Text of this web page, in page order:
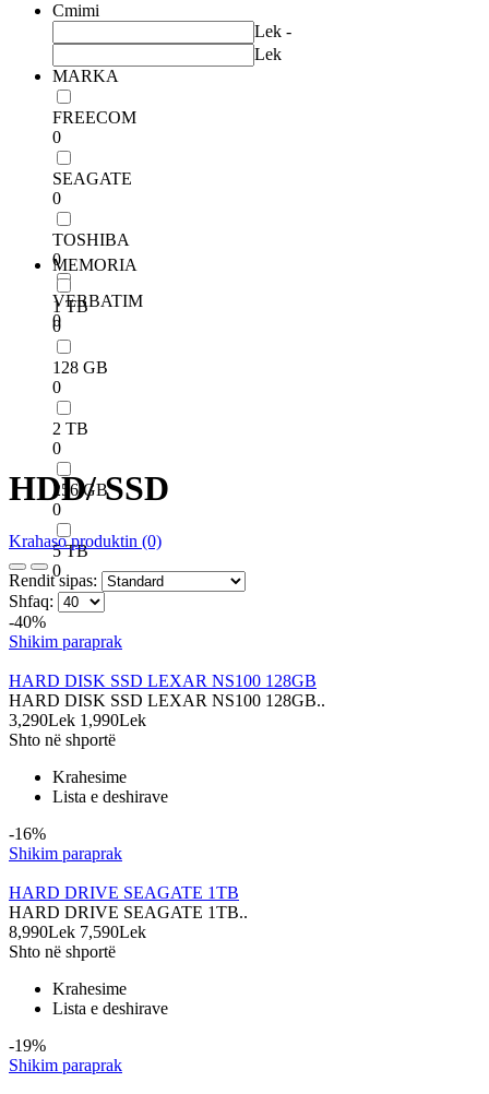
Cmimi
Lek -
Lek
MARKA
FREECOM
0
SEAGATE
0
TOSHIBA
0
VERBATIM
0
MEMORIA
1 TB
0
128 GB
0
2 TB
0
256 GB
0
5 TB
0
HDD/ SSD
Krahaso produktin (0)
Rendit sipas:
Shfaq:
-40%
Shikim paraprak
HARD DISK SSD LEXAR NS100 128GB
HARD DISK SSD LEXAR NS100 128GB..
3,290Lek 1,990Lek
Shto në shportë
Krahesime
Lista e deshirave
-16%
Shikim paraprak
HARD DRIVE SEAGATE 1TB
HARD DRIVE SEAGATE 1TB..
8,990Lek 7,590Lek
Shto në shportë
Krahesime
Lista e deshirave
-19%
Shikim paraprak